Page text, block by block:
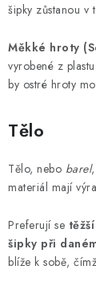
šipky zůstanou v
Měkké hroty
vyrobené z
by ostré hroty
Tělo
Tělo, nebo barel
materiál mají
Preferují se
šipky při
blíže k sobě,